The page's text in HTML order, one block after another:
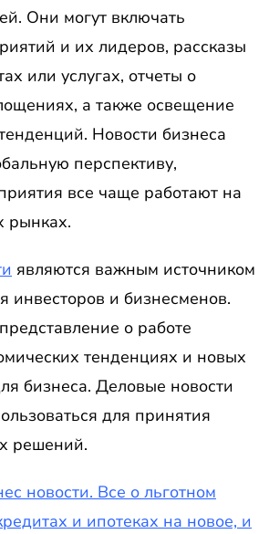
Они могут включать
и их лидеров, рассказы
или услугах, отчеты о
а также освещение
Новости бизнеса
перспективу,
все чаще работают на
рынках.
являются важным источником
инвесторов и бизнесменов.
о работе
тенденциях и новых
бизнеса. Деловые новости
для принятия
решений.
новости. Все о льготном
и ипотеках на новое, и